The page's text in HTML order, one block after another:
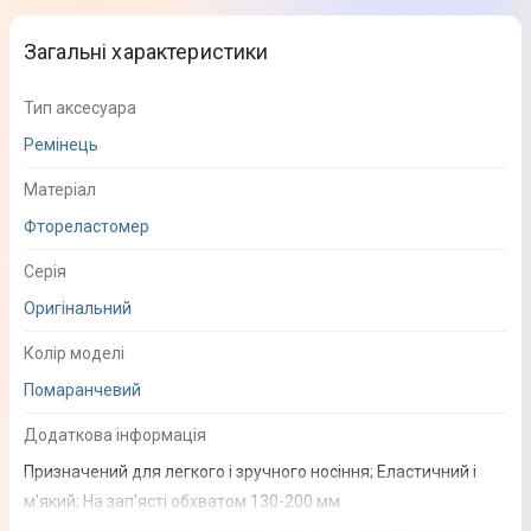
Загальні характеристики
Тип аксесуара
Ремінець
Матеріал
Фтореластомер
Серія
Оригінальний
Колір моделі
Помаранчевий
Додаткова інформація
Призначений для легкого і зручного носіння; Еластичний і
м'який; На зап'ясті обхватом 130-200 мм